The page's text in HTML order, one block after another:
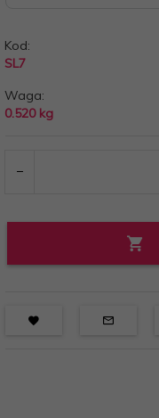
Kod:
SL7
Waga:
0.520 kg